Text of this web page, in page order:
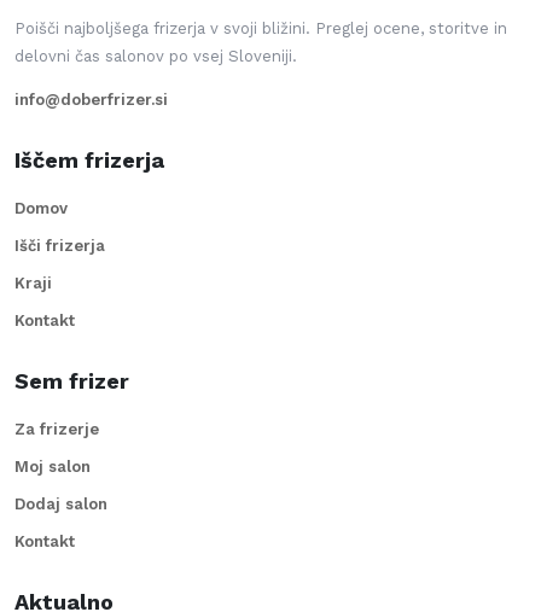
Poišči najboljšega frizerja v svoji bližini. Preglej ocene, storitve in
delovni čas salonov po vsej Sloveniji.
info@doberfrizer.si
Iščem frizerja
Domov
Išči frizerja
Kraji
Kontakt
Sem frizer
Za frizerje
Moj salon
Dodaj salon
Kontakt
Aktualno